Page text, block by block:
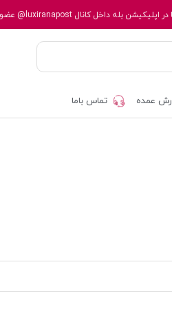
اپلیکیشن بله داخل کانال@luxiranapost
عمده تماس باما